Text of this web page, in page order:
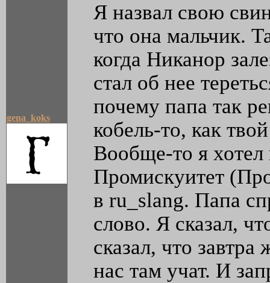
gena_koks
Я назвал свою
что она мальчик.
когда Никанор
стал об нее
почему папа так
кобель-то, как
Вообще-то я хотел
Промискуитет
в ru_slang. Папа
слово. Я сказал,
сказал, что
нас там учат. И